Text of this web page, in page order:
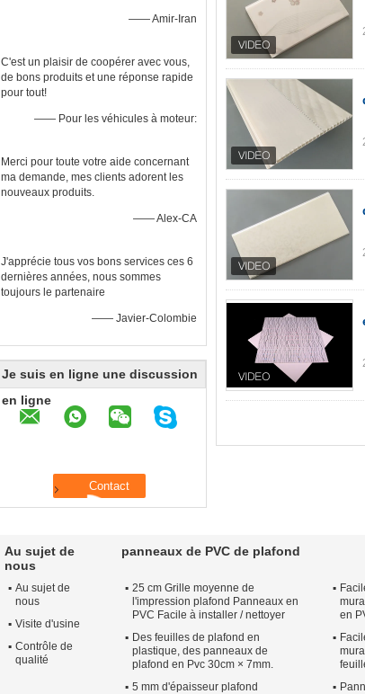
—— Amir-Iran
C'est un plaisir de coopérer avec vous,
de bons produits et une réponse rapide
pour tout!
—— Pour les véhicules à moteur:
Merci pour toute votre aide concernant
ma demande, mes clients adorent les
nouveaux produits.
—— Alex-CA
J'apprécie tous vos bons services ces 6
dernières années, nous sommes
toujours le partenaire
—— Javier-Colombie
Je suis en ligne une discussion
en ligne
Au sujet de
nous
Au sujet de
nous
Visite d'usine
Contrôle de
qualité
panneaux de PVC de plafond
25 cm Grille moyenne de
l'impression plafond Panneaux en
PVC Facile à installer / nettoyer
Des feuilles de plafond en
plastique, des panneaux de
plafond en Pvc 30cm × 7mm.
5 mm d'épaisseur plafond
en